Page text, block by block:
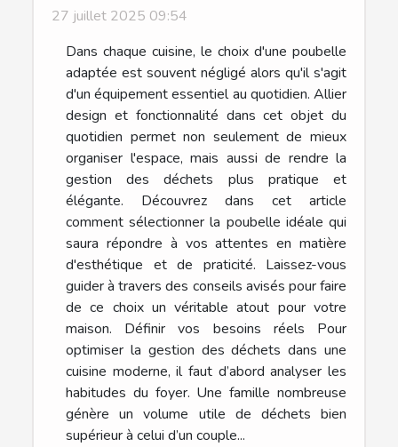
27 juillet 2025 09:54
Dans chaque cuisine, le choix d'une poubelle
adaptée est souvent négligé alors qu'il s'agit
d'un équipement essentiel au quotidien. Allier
design et fonctionnalité dans cet objet du
quotidien permet non seulement de mieux
organiser l'espace, mais aussi de rendre la
gestion des déchets plus pratique et
élégante. Découvrez dans cet article
comment sélectionner la poubelle idéale qui
saura répondre à vos attentes en matière
d'esthétique et de praticité. Laissez-vous
guider à travers des conseils avisés pour faire
de ce choix un véritable atout pour votre
maison. Définir vos besoins réels Pour
optimiser la gestion des déchets dans une
cuisine moderne, il faut d’abord analyser les
habitudes du foyer. Une famille nombreuse
génère un volume utile de déchets bien
supérieur à celui d’un couple...